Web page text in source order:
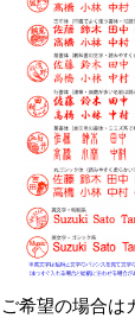
希望の場合